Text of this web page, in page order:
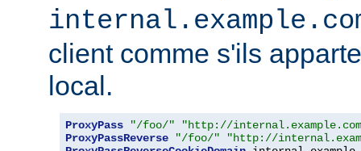
client comme s'ils
local.
ProxyPass "/foo/"
"http://
ProxyPassReverse
"/foo/"
"http://